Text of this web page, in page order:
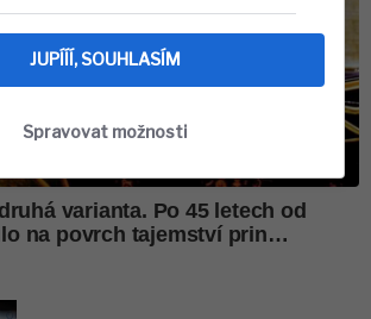
JUPÍÍÍ, SOUHLASÍM
Spravovat možnosti